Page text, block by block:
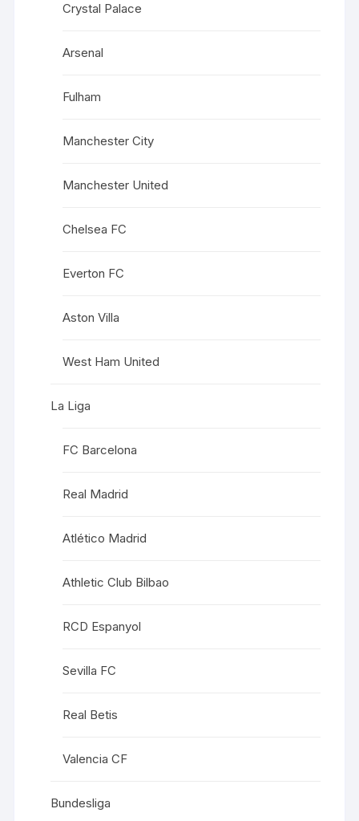
Crystal Palace
Arsenal
Fulham
Manchester City
Manchester United
Chelsea FC
Everton FC
Aston Villa
West Ham United
La Liga
FC Barcelona
Real Madrid
Atlético Madrid
Athletic Club Bilbao
RCD Espanyol
Sevilla FC
Real Betis
Valencia CF
Bundesliga